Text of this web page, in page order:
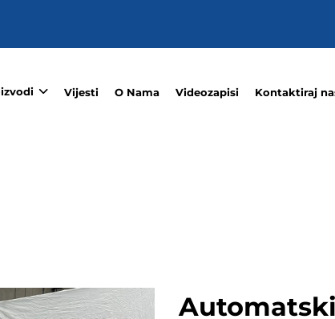
Vijesti O Nama Videozapisi Kontaktiraj